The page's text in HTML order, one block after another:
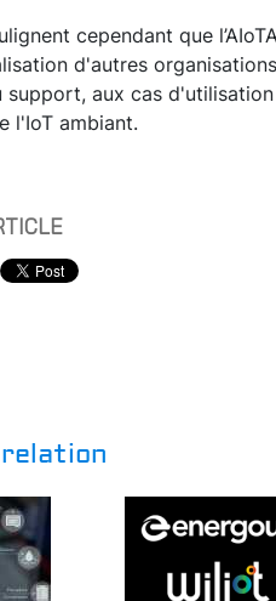
cependant que
d'autres
support, aux cas
l'IoT ambiant.